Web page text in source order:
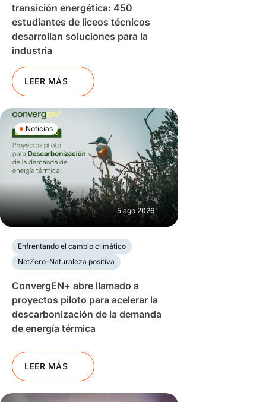
transición energética: 450
estudiantes de liceos técnicos
desarrollan soluciones para la
industria
LEER MÁS
Noticias
5 ago 2026
Enfrentando el cambio climático
NetZero-Naturaleza positiva
ConvergEN+ abre llamado a
proyectos piloto para acelerar la
descarbonización de la demanda
de energía térmica
LEER MÁS